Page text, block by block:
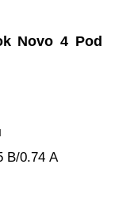
Novo 4 Pod
В/0.74 А